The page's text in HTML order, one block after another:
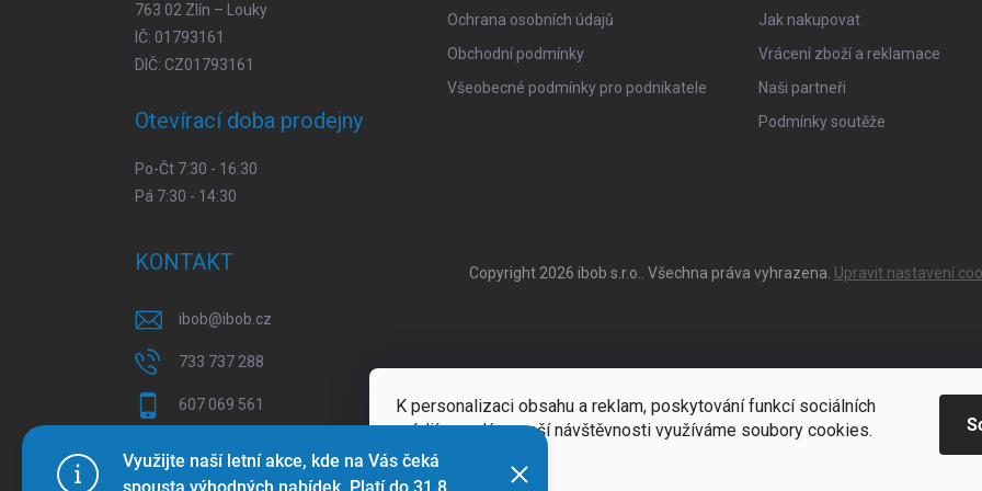
K personalizaci obsahu a reklam, poskytování funkcí sociálních
médií a analýze naší návštěvnosti využíváme soubory cookies.
Více informací
Využijte naší letní akce, kde na Vás čeká
763 02 Zlín – Louky
IČ: 01793161
DIČ: CZ01793161
Otevírací doba prodejny
Po-Čt 7:30 - 16:30
Pá 7:30 - 14:30
Ochrana osobních údajů
Obchodní podmínky
Všeobecné podmínky pro podnikatele
Jak nakupovat
Vrácení zboží a reklamace
Naši partneři
Podmínky soutěže
KONTAKT
ibob@ibob.cz
733 737 288
607 069 561
Copyright 2026 ibob s.r.o. . Všechna práva vyhrazena. Upravit nastavení